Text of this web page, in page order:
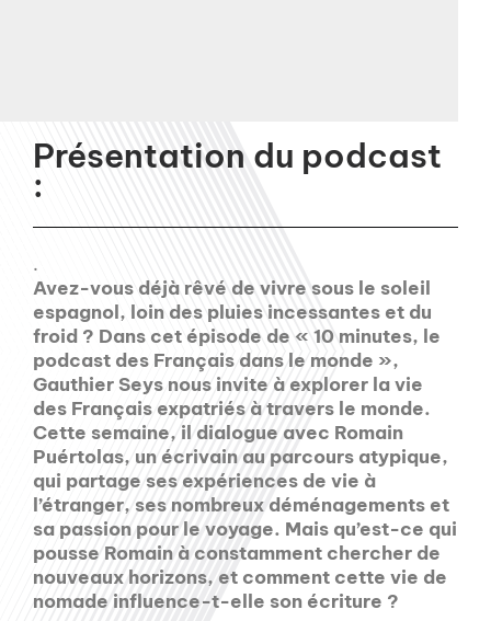
Présentation du podcast
:
.
Avez-vous déjà rêvé de vivre sous le soleil
espagnol, loin des pluies incessantes et du
froid ? Dans cet épisode de « 10 minutes, le
podcast des Français dans le monde »,
Gauthier Seys nous invite à explorer la vie
des Français expatriés à travers le monde.
Cette semaine, il dialogue avec Romain
Puértolas, un écrivain au parcours atypique,
qui partage ses expériences de vie à
l’étranger, ses nombreux déménagements et
sa passion pour le voyage. Mais qu’est-ce qui
pousse Romain à constamment chercher de
nouveaux horizons, et comment cette vie de
nomade influence-t-elle son écriture ?